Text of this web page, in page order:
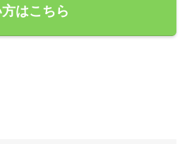
はこちら